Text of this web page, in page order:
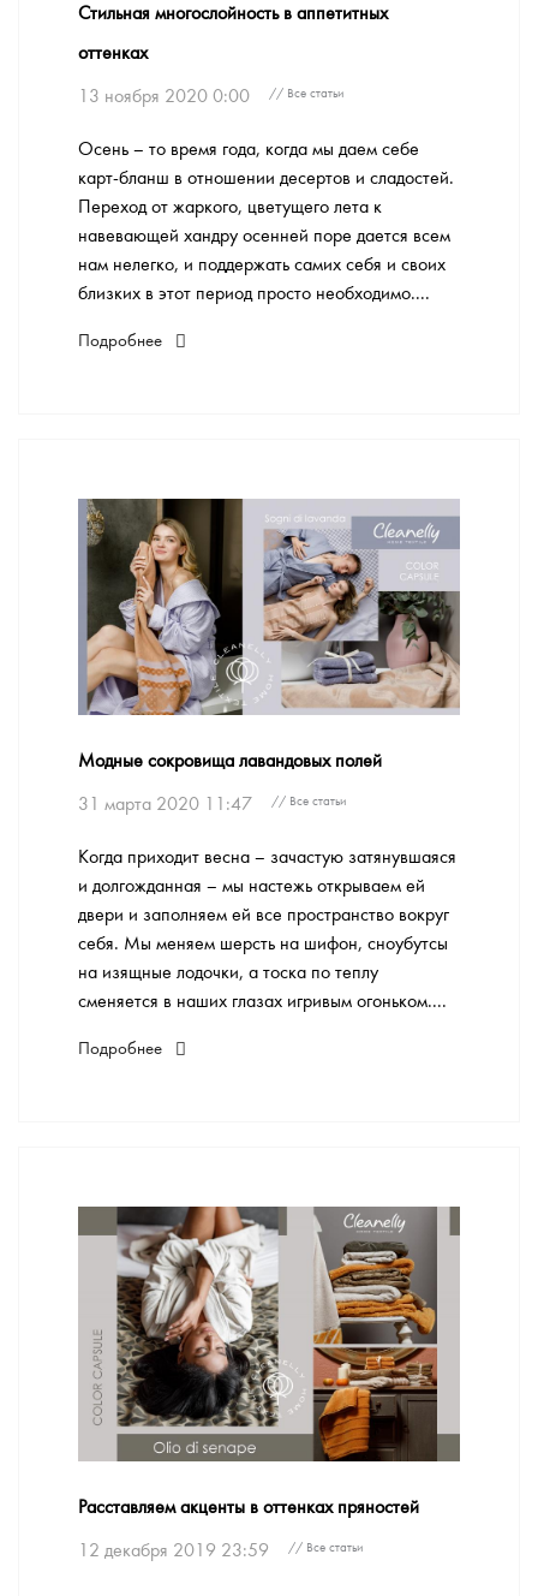
Стильная многослойность в аппетитных
оттенках
13 ноября 2020 0:00
// Все статьи
Осень – то время года, когда мы даем себе
карт-бланш в отношении десертов и сладостей.
Переход от жаркого, цветущего лета к
навевающей хандру осенней поре дается всем
нам нелегко, и поддержать самих себя и своих
близких в этот период просто необходимо....
Подробнее
Модные сокровища лавандовых полей
31 марта 2020 11:47
// Все статьи
Когда приходит весна – зачастую затянувшаяся
и долгожданная – мы настежь открываем ей
двери и заполняем ей все пространство вокруг
себя. Мы меняем шерсть на шифон, сноубутсы
на изящные лодочки, а тоска по теплу
сменяется в наших глазах игривым огоньком....
Подробнее
Расставляем акценты в оттенках пряностей
12 декабря 2019 23:59
// Все статьи